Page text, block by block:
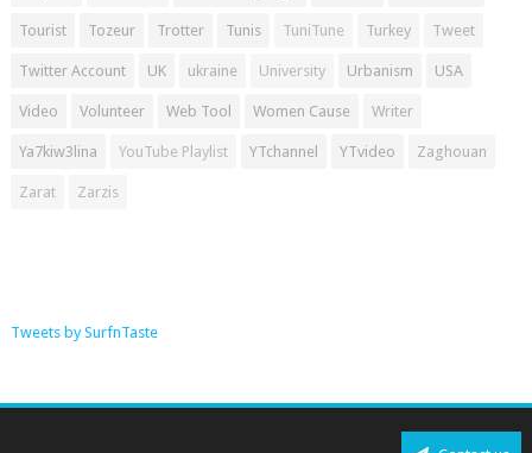
Tourist Tozeur Trotter Tunis TuniTune Turkey Tweet
Twitter Account UK ukraine University Urbanism USA
Video Volunteer Web Tool Women Cause Writer
Ya7kiw3lina YouTube Playlist YTchannel YTvideo Zaghouan
Zarat Zarzis
Tweets by SurfnTaste